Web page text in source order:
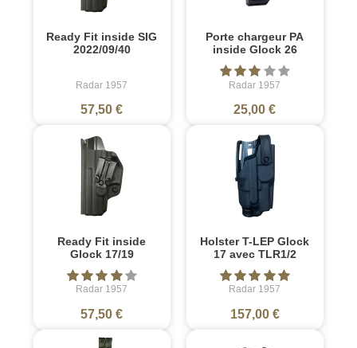
Ready Fit inside SIG
2022/09/40
Radar 1957
57,50 €
Porte chargeur PA
inside Glock 26
Radar 1957
25,00 €
Ready Fit inside
Glock 17/19
Radar 1957
57,50 €
Holster T-LEP Glock
17 avec TLR1/2
Radar 1957
157,00 €